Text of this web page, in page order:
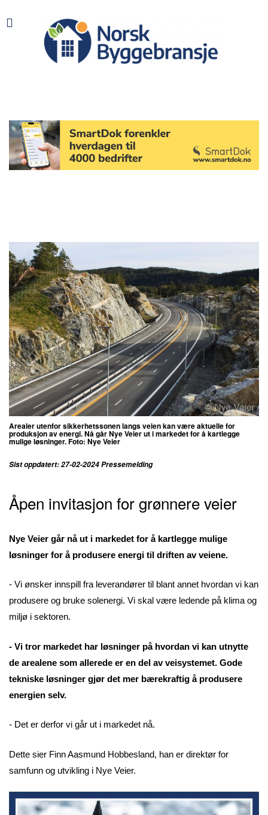
Arealer utenfor sikkerhetssonen langs veien kan være aktuelle for
produksjon av energi. Nå går Nye Veier ut i markedet for å kartlegge
mulige løsninger. Foto: Nye Veier
Sist oppdatert: 27-02-2024 Pressemelding
Åpen invitasjon for grønnere veier
Nye Veier går nå ut i markedet for å kartlegge mulige
løsninger for å produsere energi til driften av veiene.
- Vi ønsker innspill fra leverandører til blant annet hvordan vi kan
produsere og bruke solenergi. Vi skal være ledende på klima og
miljø i sektoren.
- Vi tror markedet har løsninger på hvordan vi kan utnytte
de arealene som allerede er en del av veisystemet. Gode
tekniske løsninger gjør det mer bærekraftig å produsere
energien selv.
- Det er derfor vi går ut i markedet nå.
Dette sier Finn Aasmund Hobbesland, han er direktør for
samfunn og utvikling i Nye Veier.